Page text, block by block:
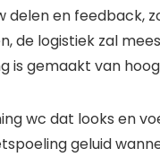
delen en feedback,
de logistiek zal
is gemaakt van
wc dat looks en
geluid